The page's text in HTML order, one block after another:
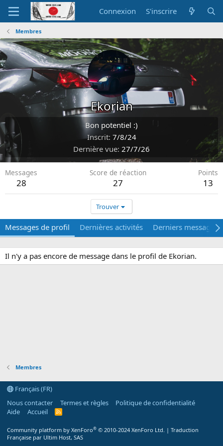
Connexion S'inscrire
Membres
Ekorian
Bon potentiel :)
Inscrit 7/8/24
Dernière vue 27/7/26
Messages
28
Score de réaction
27
Points
13
Trouver
Messages de profil Dernières activités Derniers messages
Il n'y a pas encore de message dans le profil de Ekorian.
Membres
Français (FR)
Nous contacter
Termes et règles
Politique de confidentialité
Aide
Accueil
R
Community platform by XenForo® © 2010-2024 XenForo Ltd. | Traduction
Française par Ultim Host, SAS